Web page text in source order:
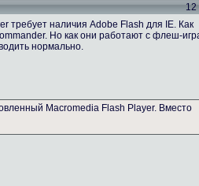
12
требует наличия Adobe Flash для IE. Как
Но как они работают с флеш-
нормально.
Macromedia Flash Player. Вместо